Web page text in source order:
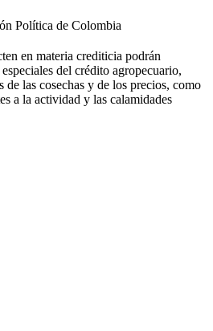
Política de Colombia
en materia crediticia podrán
del crédito agropecuario,
de las cosechas y de los precios, como
a la actividad y las calamidades